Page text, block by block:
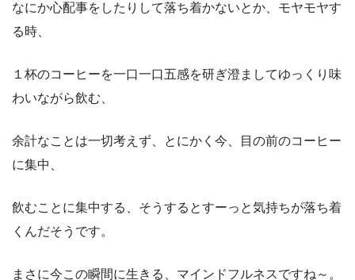
なにか心配事をしたりして落ち着かないとか、モヤモヤす
る時、
１杯のコーヒーを一口一口五感を研ぎ澄ましてゆっくり味
わいながら飲む、
余計なことは一切考えず、とにかく今、目の前のコーヒー
に集中、
飲むことに集中する、そうするとすーっと気持ちが落ち着
くんだそうです。
まさに今この瞬間に生きる、マインドフルネスですね～。